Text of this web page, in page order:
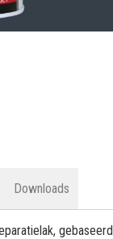
Downloads